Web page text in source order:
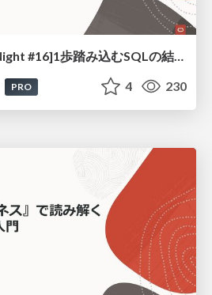
[JPOUG Tech Talk Night #16]1歩踏み込むSQLの結合方法
PRO 4 230